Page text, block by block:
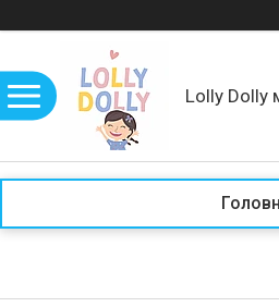
Lolly Dolly